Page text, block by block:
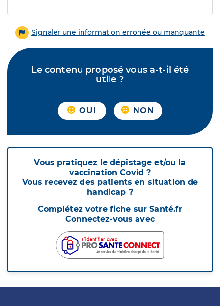
Signaler une information erronée ou manquante
Le contenu proposé vous a-t-il été
utile ?
OUI NON
Vous pratiquez le dépistage et/ou la
vaccination Covid ?
Vous recevez des patients en situation de
handicap ?
Complétez votre fiche sur Santé.fr
Connectez-vous avec